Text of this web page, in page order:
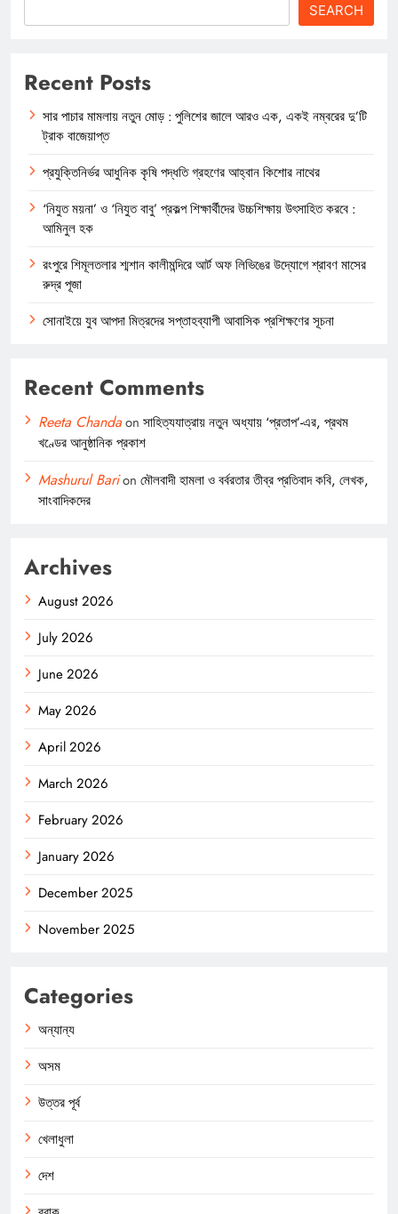
SEARCH
Recent Posts
সার পাচার মামলায় নতুন মোড় : পুলিশের জালে আরও এক, একই নম্বরের দু’টি
ট্রাক বাজেয়াপ্ত
প্রযুক্তিনির্ভর আধুনিক কৃষি পদ্ধতি গ্রহণের আহ্বান কিশোর নাথের
‘নিযুত ময়না’ ও ‘নিযুত বাবু’ প্রকল্প শিক্ষার্থীদের উচ্চশিক্ষায় উৎসাহিত করবে :
আমিনুল হক
রংপুরে শিমূলতলার শ্মশান কালীমন্দিরে আর্ট অফ লিভিঙের উদ্যোগে শ্রাবণ মাসের
রুদ্র পূজা
সোনাইয়ে যুব আপদা মিত্রদের সপ্তাহব্যাপী আবাসিক প্রশিক্ষণের সূচনা
Recent Comments
Reeta Chandaon সাহিত্যযাত্রায় নতুন অধ্যায় ‘প্রতাপ’-এর, প্রথম
খণ্ডের আনুষ্ঠানিক প্রকাশ
Mashurul Barion মৌলবাদী হামলা ও বর্বরতার তীব্র প্রতিবাদ কবি, লেখক,
সাংবাদিকদের
Archives
August 2026
July 2026
June 2026
May 2026
April 2026
March 2026
February 2026
January 2026
December 2025
November 2025
Categories
অন্যান্য
অসম
উত্তর পূর্ব
খেলাধুলা
দেশ